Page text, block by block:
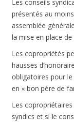
Les conseils
présentés au
assemblée
la mise en place
Les copropriétés
hausses
obligatoires pour le
en « bon père de
Les
syndics et si le